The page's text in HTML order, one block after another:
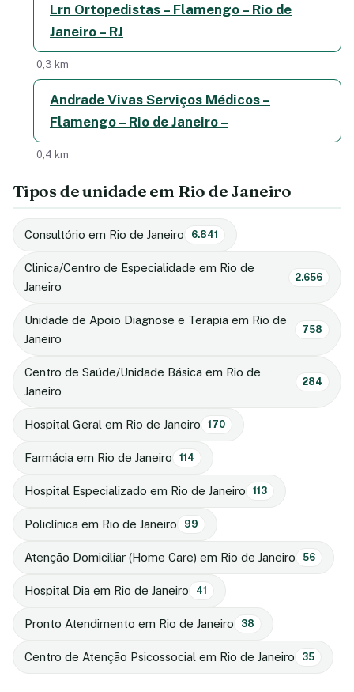
Lrn Ortopedistas – Flamengo – Rio de
Janeiro – RJ
0,3 km
Andrade Vivas Serviços Médicos –
Flamengo – Rio de Janeiro –
0,4 km
Tipos de unidade em Rio de Janeiro
Consultório em Rio de Janeiro 6.841
Clinica/Centro de Especialidade em Rio de
Janeiro
2.656
Unidade de Apoio Diagnose e Terapia em Rio de
Janeiro
758
Centro de Saúde/Unidade Básica em Rio de
Janeiro
284
Hospital Geral em Rio de Janeiro 170
Farmácia em Rio de Janeiro 114
Hospital Especializado em Rio de Janeiro 113
Policlínica em Rio de Janeiro 99
Atenção Domiciliar (Home Care) em Rio de Janeiro 56
Hospital Dia em Rio de Janeiro 41
Pronto Atendimento em Rio de Janeiro 38
Centro de Atenção Psicossocial em Rio de Janeiro 35